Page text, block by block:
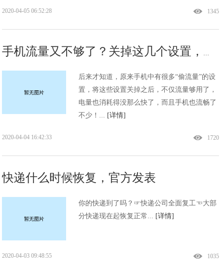
1345
2020-04-05 06:52:28
后来才知道，原来手机中有很多“偷流量”的设
置，将这些设置关掉之后，不仅流量够用了，
电量也消耗得没那么快了，而且手机也流畅了
不少！...
[详情]
1720
2020-04-04 16:42:33
快递什么时候恢复，官方发表
你的快递到了吗？☞快递公司全面复工☜大部
分快递现在起恢复正常... [详情]
1035
2020-04-03 09:48:55